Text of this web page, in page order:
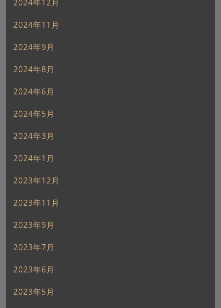
2024年12月
2024年11月
2024年9月
2024年8月
2024年6月
2024年5月
2024年3月
2024年1月
2023年12月
2023年11月
2023年9月
2023年7月
2023年6月
2023年5月